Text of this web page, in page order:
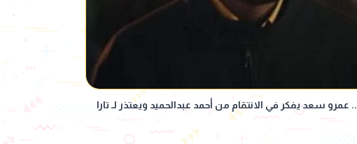
مسلسل إفراج الحلقة 9.. عمرو سعد يفكر في الانتقام من أحمد عبدالحميد ويعتذر لـ تارا